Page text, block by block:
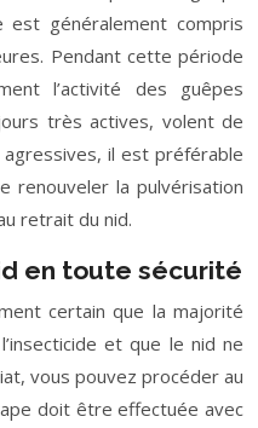
est généralement compris
Pendant cette période
l’activité des guêpes
très actives, volent de
il est préférable
renouveler la pulvérisation
retrait du nid.
en toute sécurité
certain que la majorité
et que le nid ne
vous pouvez procéder au
doit être effectuée avec